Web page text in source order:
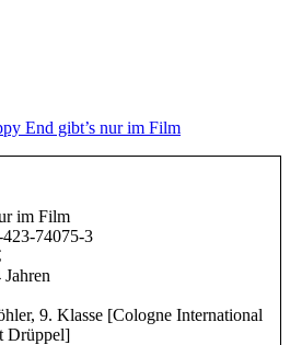
im Film
74075-3
Jahren
9. Klasse [Cologne International
Drüppel]